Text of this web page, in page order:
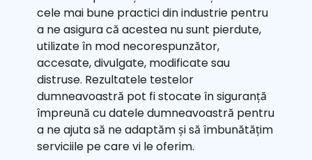
cele mai bune practici din industrie pentru
a ne asigura că acestea nu sunt pierdute,
utilizate în mod necorespunzător,
accesate, divulgate, modificate sau
distruse. Rezultatele testelor
dumneavoastră pot fi stocate în siguranță
împreună cu datele dumneavoastră pentru
a ne ajuta să ne adaptăm și să îmbunătățim
serviciile pe care vi le oferim.